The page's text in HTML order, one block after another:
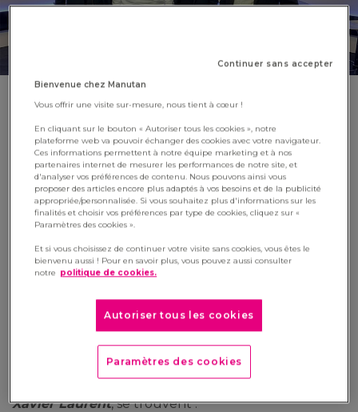
SMART@WORK : le
management à l’heure du
travail à distance
19 janvier 2021
En partenariat avec Manutan, la chaîne
management à distance, à travers son émission
« SMART@WORK ». À cette occasion,
, Directeur Fusions et Acquisitions du
Groupe évoque avec les invités le management
Sur le plateau, aux côtés d’Aurélie Planeix
journaliste et présentatrice de l’émission et de
Xavier Laurent, se trouvent :
Continuer sans accepter
Bienvenue chez Manutan
Vous offrir une visite sur-mesure, nous tient à cœur !
En cliquant sur le bouton « Autoriser tous les cookies », notre
plateforme web va pouvoir échanger des cookies avec votre navigateur.
Ces informations permettent à notre équipe marketing et à nos
partenaires internet de mesurer les performances de notre site, et
d'analyser vos préférences de contenu. Nous pouvons ainsi vous
proposer des articles encore plus adaptés à vos besoins et de la publicité
appropriée/personnalisée. Si vous souhaitez plus d'informations sur les
finalités et choisir vos préférences par type de cookies, cliquez sur «
Paramètres des cookies ».
Et si vous choisissez de continuer votre visite sans cookies, vous êtes le
bienvenu aussi ! Pour en savoir plus, vous pouvez aussi consulter
notre politique de cookies.
Autoriser tous les cookies
Paramètres des cookies